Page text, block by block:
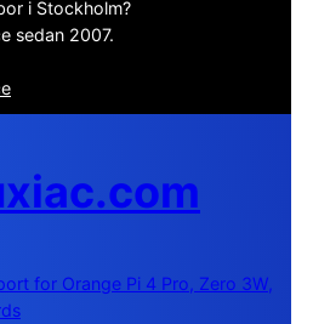
i Stockholm?
sedan 2007.
for Orange Pi 4 Pro, Zero 3W,